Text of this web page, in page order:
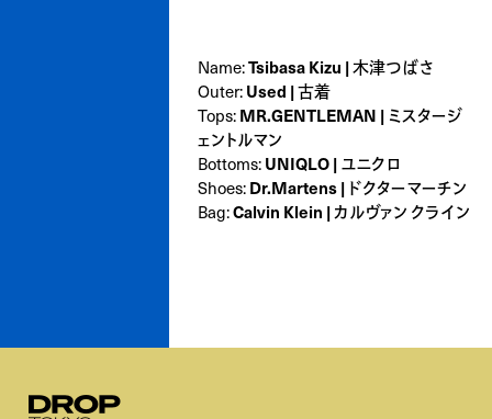
Name:Tsibasa Kizu | 木津つばさ
Outer: Used | 古着
Tops: MR.GENTLEMAN | ミスタージ
ェントルマン
Bottoms: UNIQLO | ユニクロ
Shoes: Dr.Martens | ドクターマーチン
Bag:Calvin Klein | カルヴァン クライン
Droptokyo